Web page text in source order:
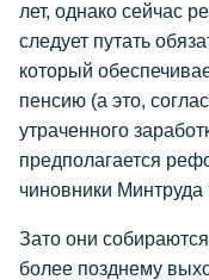
лет, однако сейчас
следует путать
который
пенсию (а это,
утраченного
предполагается
чиновники
Зато они
более позднему